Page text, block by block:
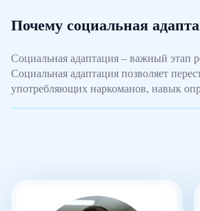
Почему социальная
Социальная адаптация – важный этап
Социальная адаптация позволяет
употребляющих наркоманов, навык